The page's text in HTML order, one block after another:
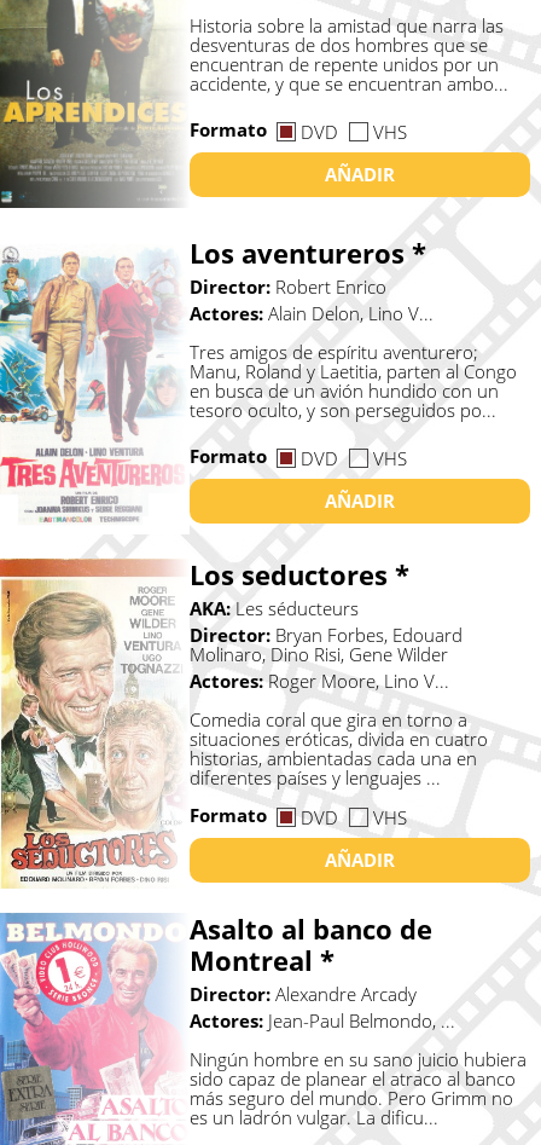
Historia sobre la amistad que narra las
desventuras de dos hombres que se
encuentran de repente unidos por un
accidente, y que se encuentran ambo...
Formato
DVD
VHS
AÑADIR
Los aventureros *
Director: Robert Enrico
Actores: Alain Delon, Lino V...
Tres amigos de espíritu aventurero;
Manu, Roland y Laetitia, parten al Congo
en busca de un avión hundido con un
tesoro oculto, y son perseguidos po...
Formato
DVD
VHS
AÑADIR
Los seductores *
AKA:Les séducteurs
Director: Bryan Forbes, Edouard
Molinaro, Dino Risi, Gene Wilder
Actores: Roger Moore, Lino V...
Comedia coral que gira en torno a
situaciones eróticas, divida en cuatro
historias, ambientadas cada una en
diferentes países y lenguajes ...
Formato
DVD
VHS
AÑADIR
Asalto al banco de
Montreal *
Director: Alexandre Arcady
Actores: Jean-Paul Belmondo, ...
Ningún hombre en su sano juicio hubiera
sido capaz de planear el atraco al banco
más seguro del mundo. Pero Grimm no
es un ladrón vulgar. La dificu...